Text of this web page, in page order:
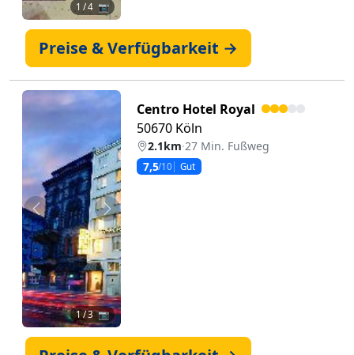
1 / 4 📷
Preise & Verfügbarkeit →
Zurück Weiter
1/ 3 📷
Centro Hotel Royal
50670 Köln
2.1km·27 Min. Fußweg
7,5/10 Gut